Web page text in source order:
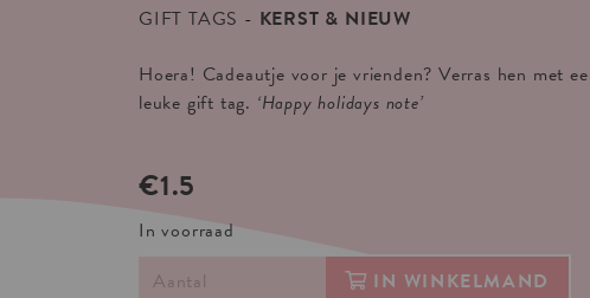
GIFT TAGS
KERST & NIEUW
Hoera! Cadeautje voor je vrienden? Verras hen met
leuke gift tag. ‘Happy holidays note’
€1.5
In voorraad
IN WINKELMAND